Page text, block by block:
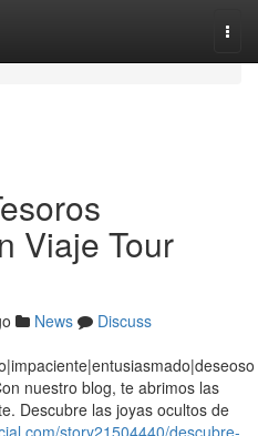
Viaje Tour
News
Discuss
nuestro blog, te abrimos las
Descubre las joyas ocultos de
story21504440/descubre-